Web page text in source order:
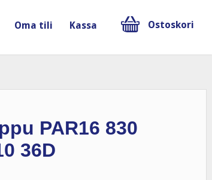
Oma tili Kassa Ostoskori
PAR16 830
36D